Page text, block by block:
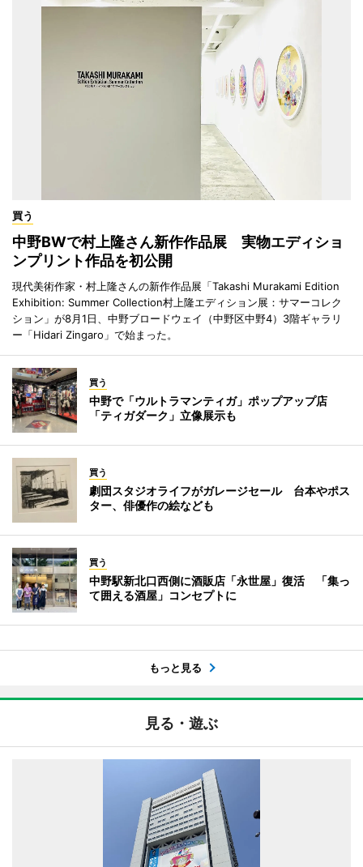
買う
中野BWで村上隆さん新作作品展 実物エディショ
ンプリント作品を初公開
現代美術作家・村上隆さんの新作作品展「Takashi Murakami Edition
Exhibition: Summer Collection村上隆エディション展：サマーコレク
ション」が8月1日、中野ブロードウェイ（中野区中野4）3階ギャラリ
ー「Hidari Zingaro」で始まった。
買う
中野で「ウルトラマンティガ」ポップアップ店
「ティガダーク」立像展示も
買う
劇団スタジオライフがガレージセール 台本やポス
ター、俳優作の絵なども
買う
中野駅新北口西側に酒販店「永世屋」復活 「集っ
て囲える酒屋」コンセプトに
もっと見る
見る・遊ぶ